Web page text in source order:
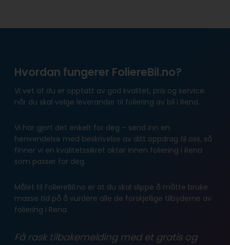
Hvordan fungerer FoliereBil.no?
Vi vet at du er opptatt av god kvalitet, pris og service
når du skal velge leverandør til foliering av bil i Rena.
Vi har gjort det enkelt for deg – send inn en
henvendelse med beskrivelse av ditt oppdrag til oss, så
finner vi en kvalitetssikret aktør innen foliering i Rena
som passer for deg.
Målet til FoliereBil.no er at du skal slippe å måtte bruke
masse tid på å vurdere alle de forskjellige tilbyderne av
foliering i Rena.
Få rask tilbakemelding med et gratis og